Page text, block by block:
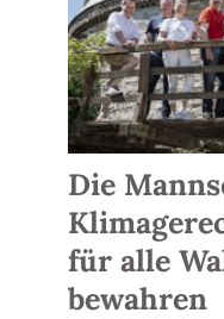
Die
für alle
bewahren